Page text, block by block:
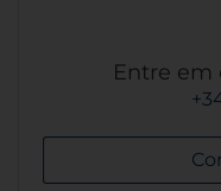
Entre em